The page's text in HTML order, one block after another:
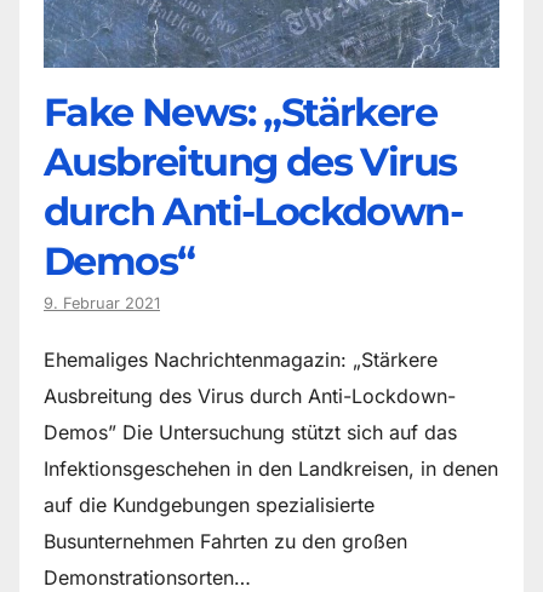
Fake News: „Stärkere
Ausbreitung des Virus
durch Anti-Lockdown-
Demos“
9. Februar 2021
Ehemaliges Nachrichtenmagazin: „Stärkere
Ausbreitung des Virus durch Anti-Lockdown-
Demos” Die Untersuchung stützt sich auf das
Infektionsgeschehen in den Landkreisen, in denen
auf die Kundgebungen spezialisierte
Busunternehmen Fahrten zu den großen
Demonstrationsorten…